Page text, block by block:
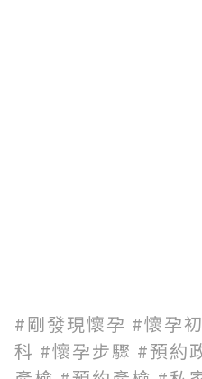
#剛發現懷孕 #懷孕
科 #懷孕步驟 #預約